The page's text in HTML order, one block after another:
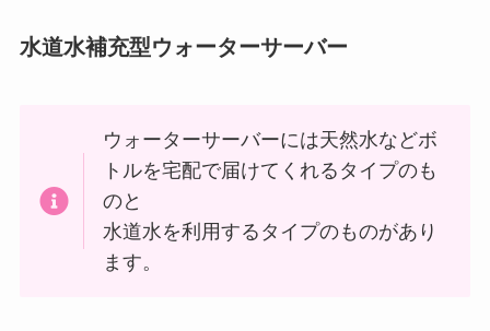
水道水補充型ウォーターサーバー
ウォーターサーバーには天然水などボ
トルを宅配で届けてくれるタイプのも
のと
水道水を利用するタイプのものがあり
ます。